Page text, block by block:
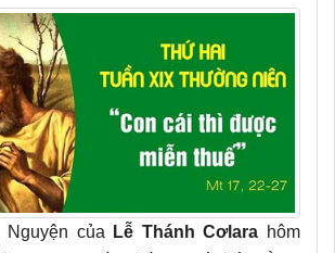
của Lễ Thánh Cơlara hôm